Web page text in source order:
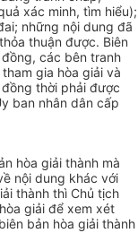
xác minh, tìm hiểu);
những nội dung đã
thuận được. Biên
các bên tranh
gia hòa giải và
thời phải được
ban nhân dân cấp
hòa giải thành mà
nội dung khác với
thành thì Chủ tịch
giải để xem xét
bản hòa giải thành